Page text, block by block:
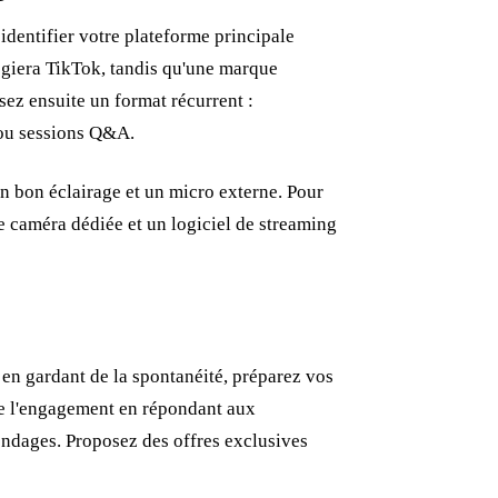
identifier votre plateforme principale
TikTok, tandis qu'une marque
ensuite un format récurrent :
sessions Q&A.
bon éclairage et un micro externe. Pour
dédiée et un logiciel de streaming
gardant de la spontanéité, préparez vos
en répondant aux
Proposez des offres exclusives